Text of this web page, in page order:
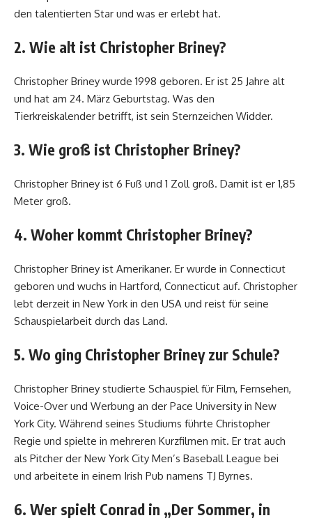
den talentierten Star und was er erlebt hat.
2. Wie alt ist Christopher Briney?
Christopher Briney wurde 1998 geboren. Er ist 25 Jahre alt
und hat am 24. März Geburtstag. Was den
Tierkreiskalender betrifft, ist sein Sternzeichen Widder.
3. Wie groß ist Christopher Briney?
Christopher Briney ist 6 Fuß und 1 Zoll groß. Damit ist er 1,85
Meter groß.
4. Woher kommt Christopher Briney?
Christopher Briney ist Amerikaner. Er wurde in Connecticut
geboren und wuchs in Hartford, Connecticut auf. Christopher
lebt derzeit in New York in den USA und reist für seine
Schauspielarbeit durch das Land.
5. Wo ging Christopher Briney zur Schule?
Christopher Briney studierte Schauspiel für Film, Fernsehen,
Voice-Over und Werbung an der Pace University in New
York City. Während seines Studiums führte Christopher
Regie und spielte in mehreren Kurzfilmen mit. Er trat auch
als Pitcher der New York City Men’s Baseball League bei
und arbeitete in einem Irish Pub namens TJ Byrnes.
6. Wer spielt Conrad in „Der Sommer, in